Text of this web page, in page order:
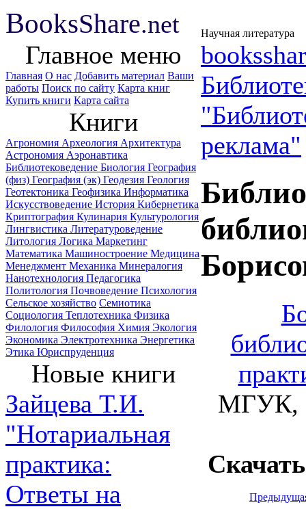
BooksShare.net Научная литература
Главное меню
Главная О нас Добавить материал Ваши
работы Поиск по сайту Карта книг
Купить книги Карта сайта
Книги
Агрономия Археология Архитектура
Астрономия Аэронавтика
Библиотековедение Биология География
(физ) География (эк) Геодезия Геология
Геотектоника Геофизика Информатика
Искусствоведение История Кибернетика
Криптография Кулинария Культурология
Лингвистика Литературоведение
Литология Логика Маркетинг
Математика Машиностроение Медицина
Менеджмент Механика Минералогия
Нанотехнология Педагогика
Политология Почвоведение Психология
Сельское хозяйство Семиотика
Социология Теплотехника Физика
Филология Философия Химия Экология
Экономика Электротехника Энергетика
Этика Юриспруденция
Новые книги
Зайцева Т.И.
"Нотариальная
практика:
Ответы на
реклама"
МГУК,
Скачать